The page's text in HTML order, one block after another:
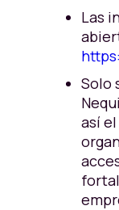
Las
Solo
así